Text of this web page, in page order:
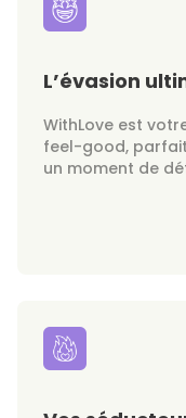
L’évasion
WithLove est
feel-good,
un moment de